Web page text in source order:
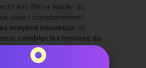
est d’être leader du
devez constamment
moyens nouveaux et
combler les lacunes du
. Certes, cette approche
un investissement